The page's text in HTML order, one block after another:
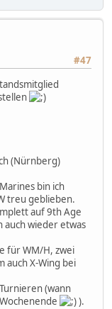
#47
(Nürnberg)
bin ich
treu geblieben.
auf 9th Age
auch wieder etwas
für WM/H, zwei
auch X-Wing bei
(wann
).